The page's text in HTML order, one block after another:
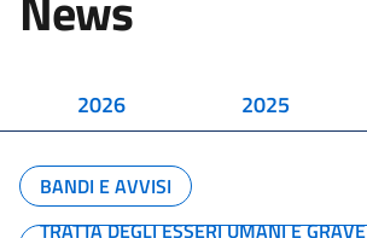
2026 2025
BANDI E AVVISI
TRATTA DEGLI ESSERI UMANI E GRAVE